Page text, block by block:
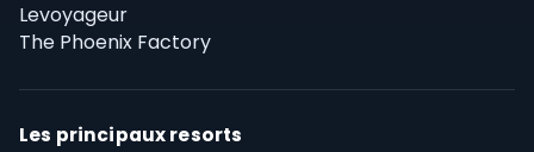
Levoyageur
The Phoenix Factory
Les principaux resorts